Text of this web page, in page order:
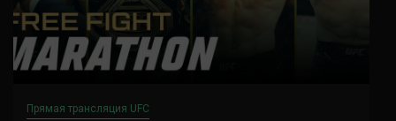
Прямая трансляция UFC